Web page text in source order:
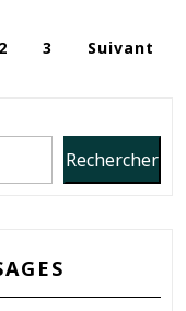
2 3 Suivant
Rechercher